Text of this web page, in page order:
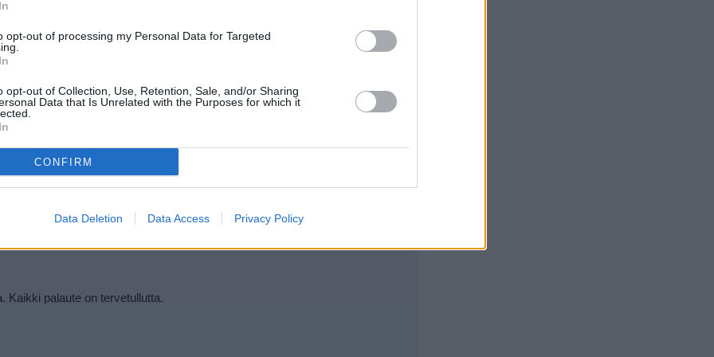
opt-out of processing my Personal Data for Targeted
opt-out of Collection, Use, Retention, Sale, and/or Sharing
Data that Is Unrelated with the Purposes for which it
CONFIRM
Data Deletion Data Access Privacy Policy
ja joskus muinakin viikonloppuina juhlijoiden suosimilla paikoilla,
myöhään. Malmön joukkoliikenneverkosto on erinomainen. Bussit vievät
päiväretkikohteisiin, kuten rikostutkija Wallander -kirjoista ja -elokuvista
vierailupaikka lapsiperheille.
Kaikki palaute on tervetullutta.